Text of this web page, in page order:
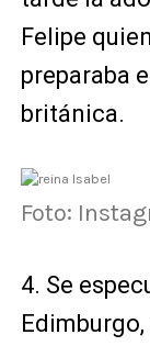
Felipe
preparaba
británica.
Foto:
4. Se